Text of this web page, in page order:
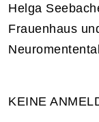
Helga
Frauenhaus
KEINE